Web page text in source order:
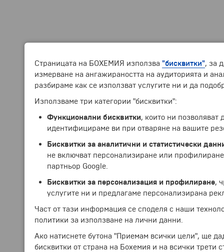
Страницата на БОХЕМИЯ използва "бисквитки", за
измерване на ангажираността на аудиторията и
разбираме как се използват услугите ни и да
Използваме три категории "бисквитки":
Функционални бисквитки, които ни позволяват
идентифицираме ви при отваряне на вашите
Бисквитки за аналитични и статистически
не включват персонализиране или
партньор Google.
Бисквитки за персонализация и профилиране,
услугите ни и предлагаме персонализирана
Част от тази информация се споделя с наши
политики за използване на лични данни.
Ако натиснете бутона "Приемам всички цели", ще
бисквитки от страна на Бохемия и на всички трети